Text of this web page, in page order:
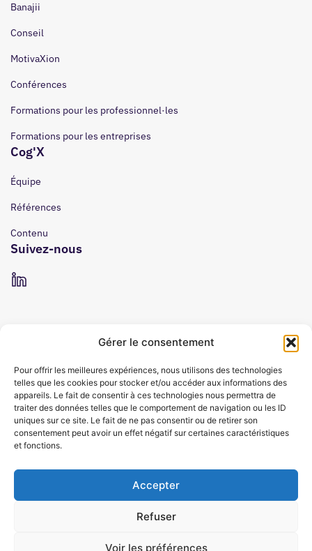
Gérer le consentement
Pour offrir les meilleures expériences, nous utilisons des technologies
telles que les cookies pour stocker et/ou accéder aux informations des
appareils. Le fait de consentir à ces technologies nous permettra de
traiter des données telles que le comportement de navigation ou les ID
uniques sur ce site. Le fait de ne pas consentir ou de retirer son
consentement peut avoir un effet négatif sur certaines caractéristiques
et fonctions.
Accepter
Refuser
Voir les préférences
Banajii
Conseil
MotivaXion
Conférences
Formations pour les professionnel·les
Formations pour les entreprises
Cog'X
Équipe
Références
Contenu
Suivez-nous